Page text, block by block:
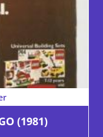
(1981)